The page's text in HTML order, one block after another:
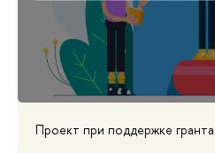
Проект при поддержке